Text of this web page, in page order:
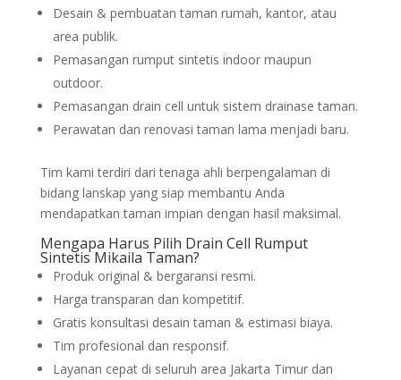
Desain & pembuatan taman rumah, kantor, atau
area publik.
Pemasangan rumput sintetis indoor maupun
outdoor.
Pemasangan drain cell untuk sistem drainase taman.
Perawatan dan renovasi taman lama menjadi baru.
Tim kami terdiri dari tenaga ahli berpengalaman di
bidang lanskap yang siap membantu Anda
mendapatkan taman impian dengan hasil maksimal.
Mengapa Harus Pilih Drain Cell Rumput
Sintetis Mikaila Taman?
Produk original & bergaransi resmi.
Harga transparan dan kompetitif.
Gratis konsultasi desain taman & estimasi biaya.
Tim profesional dan responsif.
Layanan cepat di seluruh area Jakarta Timur dan